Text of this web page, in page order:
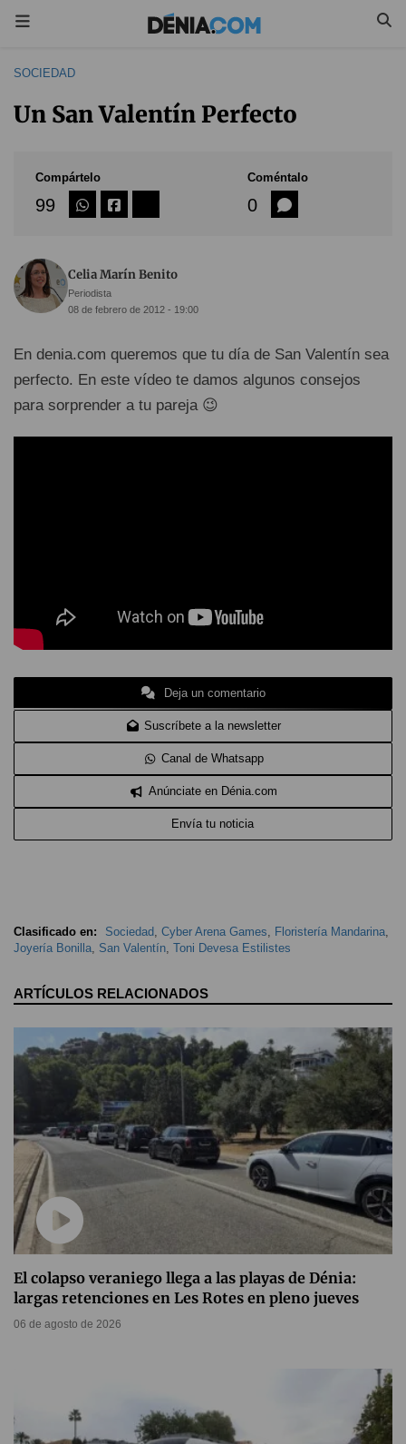
SOCIEDAD
Un San Valentín Perfecto
Compártelo
99
Coméntalo
0
Celia Marín Benito
Periodista
08 de febrero de 2012 - 19:00
En denia.com queremos que tu día de San Valentín sea
perfecto. En este vídeo te damos algunos consejos
para sorprender a tu pareja 😉
Deja un comentario
Suscríbete a la newsletter
Canal de Whatsapp
Anúnciate en Dénia.com
Envía tu noticia
Clasificado en: Sociedad, Cyber Arena Games, Floristería Mandarina,
Joyería Bonilla, San Valentín, Toni Devesa Estilistes
ARTÍCULOS RELACIONADOS
El colapso veraniego llega a las playas de Dénia:
largas retenciones en Les Rotes en pleno jueves
06 de agosto de 2026